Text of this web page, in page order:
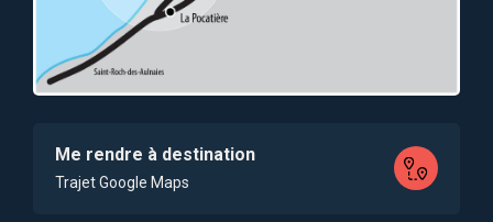
Me rendre à destination
Trajet Google Maps